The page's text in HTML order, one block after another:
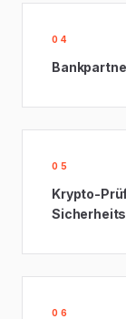
04
05
Krypto-
06